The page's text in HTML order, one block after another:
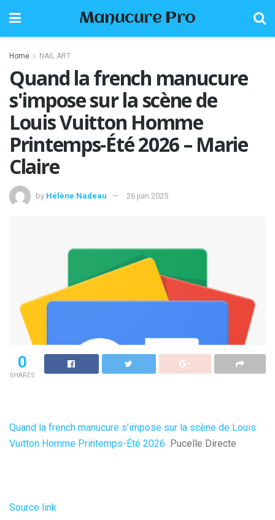
Manucure Pro
Home NAIL ART
Quand la french manucure
s'impose sur la scène de
Louis Vuitton Homme
Printemps-Été 2026 – Marie
Claire
by Hélène Nadeau 26 juin 2025
0
SHARES
Quand la french manucure s’impose sur la scène de Louis
Vuitton Homme Printemps-Été 2026 Pucelle Directe
Source link